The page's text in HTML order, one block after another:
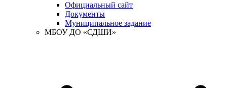
Официальный сайт
Документы
Муниципальное задание
МБОУ ДО «СДШИ»